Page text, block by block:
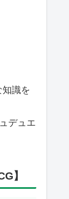
識を
デュエ
】